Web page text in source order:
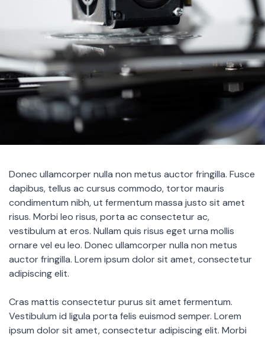
Donec ullamcorper nulla non metus auctor fringilla. Fusce
dapibus, tellus ac cursus commodo, tortor mauris
condimentum nibh, ut fermentum massa justo sit amet
risus. Morbi leo risus, porta ac consectetur ac,
vestibulum at eros. Nullam quis risus eget urna mollis
ornare vel eu leo. Donec ullamcorper nulla non metus
auctor fringilla. Lorem ipsum dolor sit amet, consectetur
adipiscing elit.
Cras mattis consectetur purus sit amet fermentum.
Vestibulum id ligula porta felis euismod semper. Lorem
ipsum dolor sit amet, consectetur adipiscing elit. Morbi